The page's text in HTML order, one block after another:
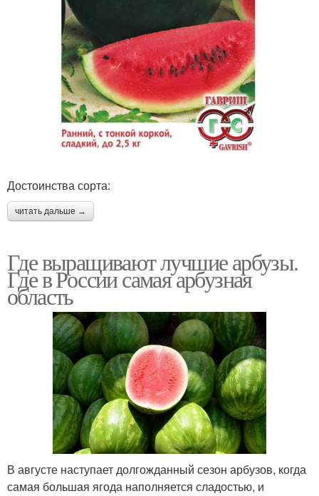
Достоинства сорта:
читать дальше →
Где выращивают лучшие арбузы.
Где в России самая арбузная
область
В августе наступает долгожданный сезон арбузов, когда
самая большая ягода наполняется сладостью, и